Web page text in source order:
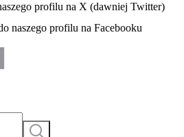
karcie profilu na X (dawniej Twitter)
się w nowej karcie
naszego profilu na Facebooku
Szukaj